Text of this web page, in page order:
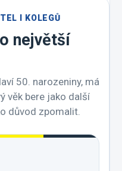
I KOLEGŮ
největší
50. narozeniny, má
věk bere jako další
důvod zpomalit.